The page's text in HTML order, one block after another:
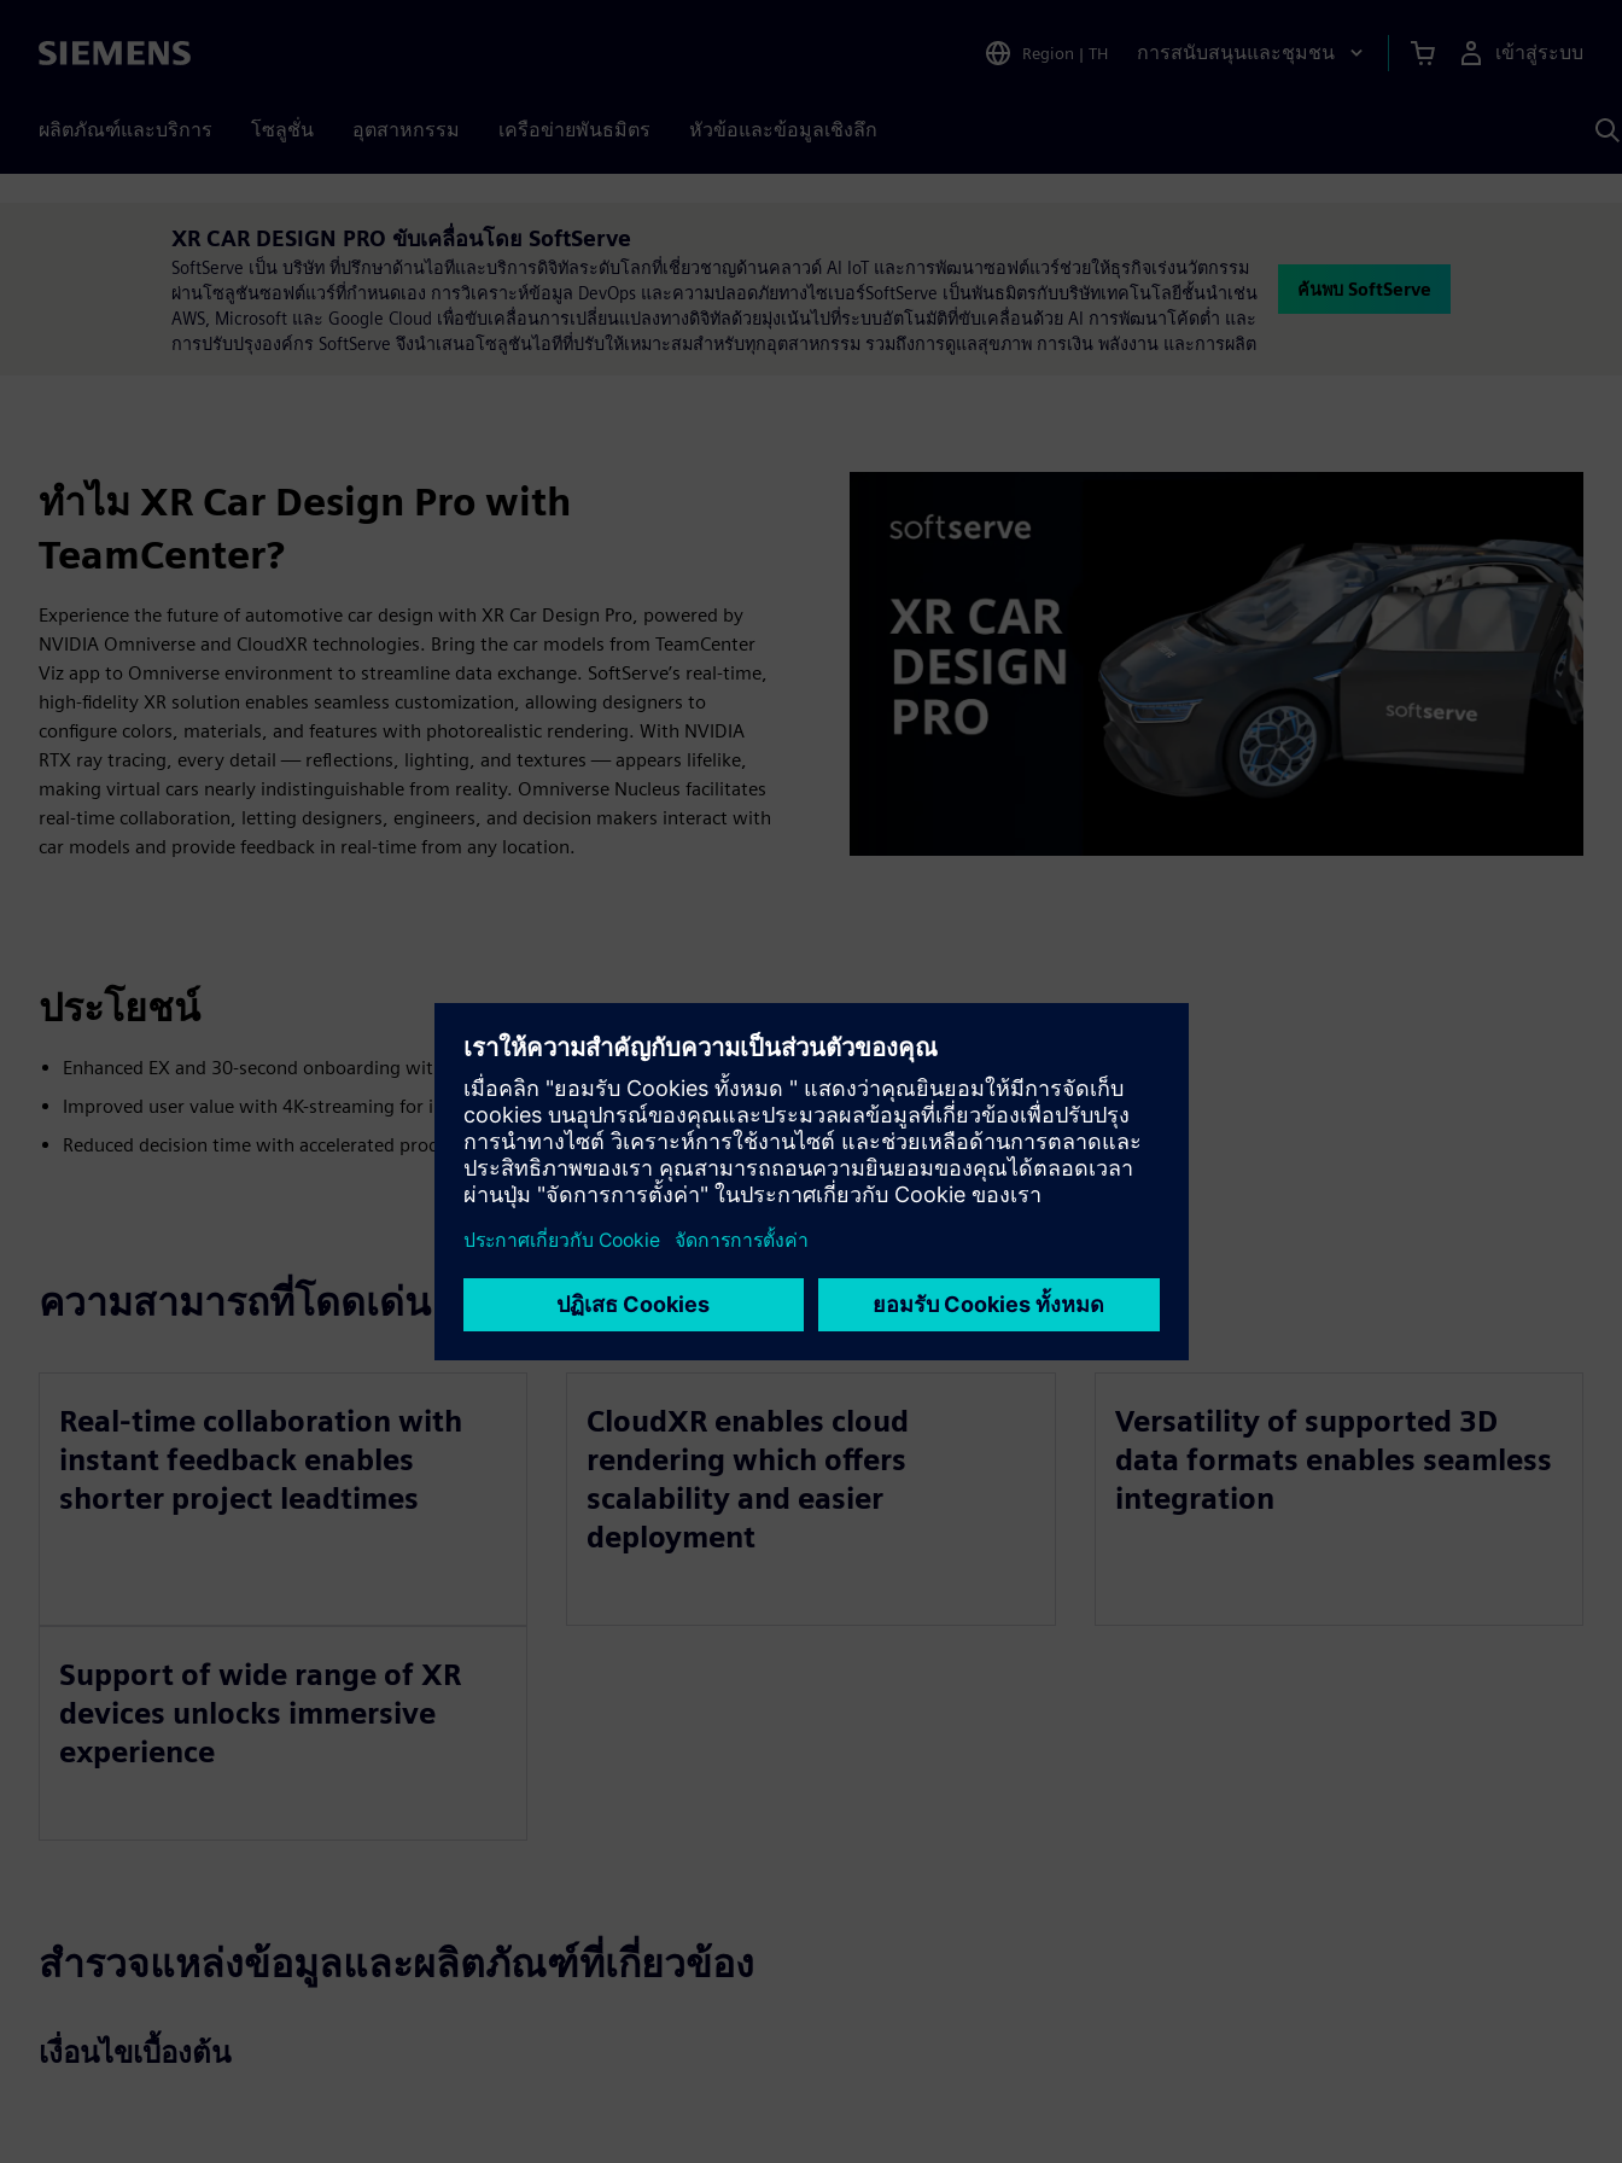
Siemens Region | TH การสนับสนุนและชุมชน เข้าสู่ระบบ
ผลิตภัณฑ์และบริการ โซลูชั่น อุตสาหกรรม เครือข่ายพันธมิตร หัวข้อและข้อมูลเชิงลึก
XR CAR DESIGN PRO ขับเคลื่อนโดย SoftServe
SoftServe เป็น บริษัท ที่ปรึกษาด้านไอทีและบริการดิจิทัลระดับโลกที่เชี่ยวชาญด้านคลาวด์ AI IoT และการพัฒนาซอฟต์แวร์ช่วยให้ธุรกิจเร่งนวัตกรรม
ผ่านโซลูชันซอฟต์แวร์ที่กำหนดเอง การวิเคราะห์ข้อมูล DevOps และความปลอดภัยทางไซเบอร์SoftServe เป็นพันธมิตรกับบริษัทเทคโนโลยีชั้นนำเช่น
AWS, Microsoft และ Google Cloud เพื่อขับเคลื่อนการเปลี่ยนแปลงทางดิจิทัลด้วยมุ่งเน้นไปที่ระบบอัตโนมัติที่ขับเคลื่อนด้วย AI การพัฒนาโค้ดต่ำ และ
การปรับปรุงองค์กร SoftServe จึงนำเสนอโซลูชันไอทีที่ปรับให้เหมาะสมสำหรับทุกอุตสาหกรรม รวมถึงการดูแลสุขภาพ การเงิน พลังงาน และการผลิต
ค้นพบ SoftServe
ทำไม XR Car Design Pro with
TeamCenter?
Experience the future of automotive car design with XR Car Design Pro, powered by
NVIDIA Omniverse and CloudXR technologies. Bring the car models from TeamCenter
Viz app to Omniverse environment to streamline data exchange. SoftServe’s real-time,
high-fidelity XR solution enables seamless customization, allowing designers to
configure colors, materials, and features with photorealistic rendering. With NVIDIA
RTX ray tracing, every detail — reflections, lighting, and textures — appears lifelike,
making virtual cars nearly indistinguishable from reality. Omniverse Nucleus facilitates
real-time collaboration, letting designers, engineers, and decision makers interact with
car models and provide feedback in real-time from any location.
ประโยชน์
Enhanced EX and 30-second onboarding with the app
Improved user value with 4K-streaming for in-depth vehicle features
Reduced decision time with accelerated product design and development
ความสามารถที่โดดเด่น
Real-time collaboration with
instant feedback enables
shorter project leadtimes
CloudXR enables cloud
rendering which offers
scalability and easier
deployment
Versatility of supported 3D
data formats enables seamless
integration
Support of wide range of XR
devices unlocks immersive
experience
สำรวจแหล่งข้อมูลและผลิตภัณฑ์ที่เกี่ยวข้อง
เงื่อนไขเบื้องต้น